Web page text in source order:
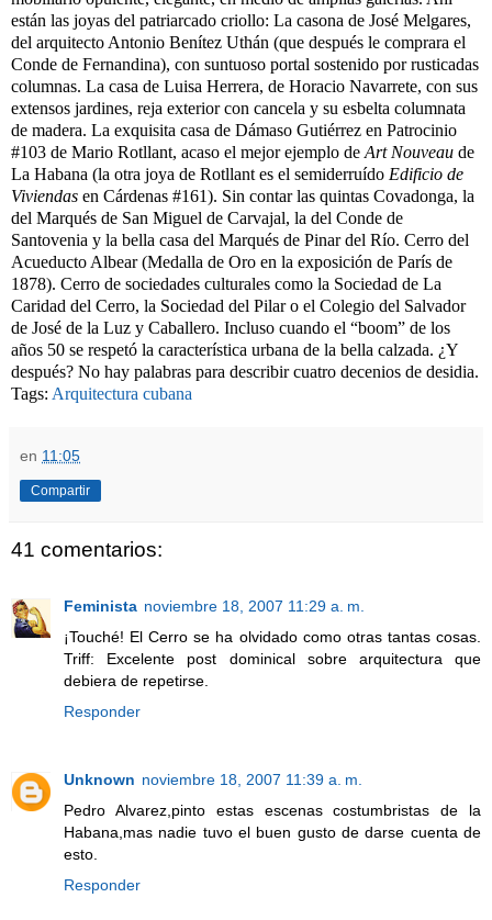
están las joyas del patriarcado criollo: La casona de José Melgares,
del arquitecto Antonio Benítez Uthán (que después le comprara el
Conde de Fernandina), con suntuoso portal sostenido por rusticadas
columnas. La casa de Luisa Herrera, de Horacio Navarrete, con sus
extensos jardines, reja exterior con cancela y su esbelta columnata
de madera. La exquisita casa de Dámaso Gutiérrez en Patrocinio
#103 de Mario Rotllant, acaso el mejor ejemplo de Art Nouveau de
La Habana (la otra joya de Rotllant es el semiderruído Edificio de
Viviendas en Cárdenas #161). Sin contar las quintas Covadonga, la
del Marqués de San Miguel de Carvajal, la del Conde de
Santovenia y la bella casa del Marqués de Pinar del Río. Cerro del
Acueducto Albear (Medalla de Oro en la exposición de París de
1878). Cerro de sociedades culturales como la Sociedad de La
Caridad del Cerro, la Sociedad del Pilar o el Colegio del Salvador
de José de la Luz y Caballero. Incluso cuando el “boom” de los
años 50 se respetó la característica urbana de la bella calzada. ¿Y
después? No hay palabras para describir cuatro decenios de desidia.
Tags: Arquitectura cubana
en 11:05
Compartir
41 comentarios:
Feminista noviembre 18, 2007 11:29 a. m.
¡Touché! El Cerro se ha olvidado como otras tantas cosas.
Triff: Excelente post dominical sobre arquitectura que
debiera de repetirse.
Responder
Unknown noviembre 18, 2007 11:39 a. m.
Pedro Alvarez,pinto estas escenas costumbristas de la
Habana,mas nadie tuvo el buen gusto de darse cuenta de
esto.
Responder